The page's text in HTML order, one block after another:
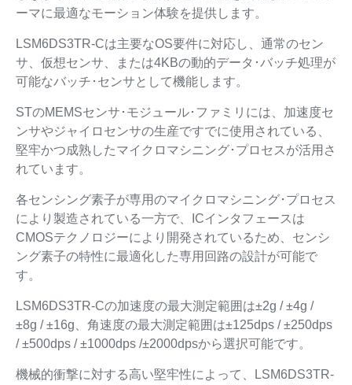
ーマに最適なモーション体験を提供します。
LSM6DS3TR-Cは主要なOS要件に対応し、通常のセン
サ、仮想センサ、または4KBの動的データ･バッチ処理が
可能なバッチ･センサとして機能します。
STのMEMSセンサ･モジュール･ファミリには、加速度セ
ンサやジャイロセンサの生産ですでに使用されている、
堅牢かつ成熟したマイクロマシニング･プロセスが活用さ
れています。
各センシング素子が専用のマイクロマシニング･プロセス
により製造されている一方で、ICインタフェースは
CMOSテクノロジーにより開発されているため、センシ
ング素子の特性に最適化した専用回路の設計が可能で
す。
LSM6DS3TR-Cの加速度の最大測定範囲は±2g / ±4g /
±8g / ±16g、角速度の最大測定範囲は±125dps / ±250dps
/ ±500dps / ±1000dps /±2000dpsから選択可能です。
機械的衝撃に対する高い堅牢性によって、LSM6DS3TR-